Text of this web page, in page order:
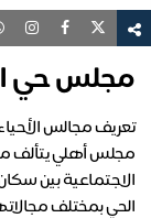
مجلس حي
مجلس أهلي يتألف
الاجتماعية بين
الحي بمختلف